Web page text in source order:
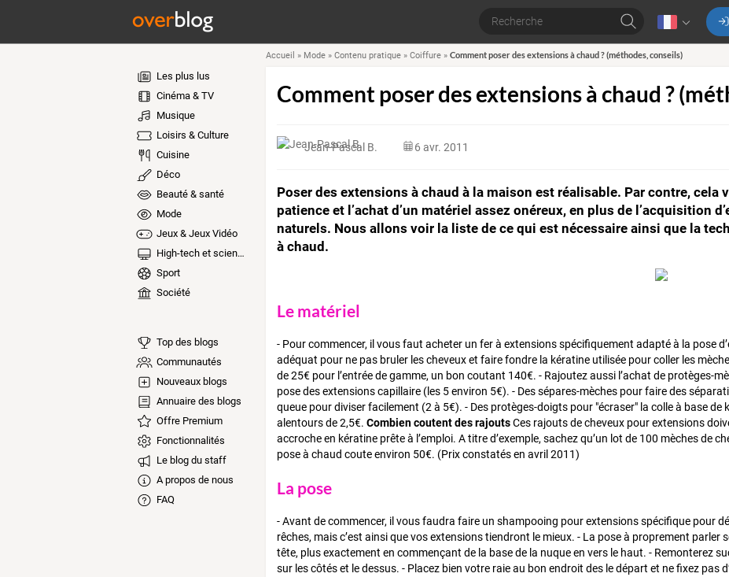
Les plus lus
Cinéma & TV
Musique
Loisirs & Culture
Cuisine
Déco
Beauté & santé
Mode
Jeux & Jeux Vidéo
High-tech et sciences
Sport
Société
Top des blogs
Communautés
Nouveaux blogs
Annuaire des blogs
Offre Premium
Fonctionnalités
Le blog du staff
A propos de nous
FAQ
Accueil » Mode» Contenu pratique» Coiffure» Comment poser des extensions à chaud ? (méthodes, conseils)
Comment poser des extensions à chaud ?
Jean-Pascal B. 6 avr. 2011
Poser des extensions à chaud à la maison est réalisable. Par contre, cela
patience et l’achat d’un matériel assez onéreux, en plus de l’acquisition
naturels. Nous allons voir la liste de ce qui est nécessaire ainsi que la
à chaud.
Le matériel
- Pour commencer, il vous faut acheter un fer à extensions spécifiquement adapté à la pose
adéquat pour ne pas bruler les cheveux et faire fondre la kératine utilisée pour coller les
de 25€ pour l’entrée de gamme, un bon coutant 140€. - Rajoutez aussi l’achat de protèges-
pose des extensions capillaire (les 5 environ 5€). - Des sépares-mèches pour faire des
queue pour diviser facilement (2 à 5€). - Des protèges-doigts pour "écraser" la colle à base
alentours de 2,5€. Combien coutent des rajoutsCes rajouts de cheveux pour extensions
accroche en kératine prête à l’emploi. A titre d’exemple, sachez qu’un lot de 100 mèches de
pose à chaud coute environ 50€. (Prix constatés en avril 2011)
La pose
- Avant de commencer, il vous faudra faire un shampooing pour extensions spécifique pour
rêches, mais c’est ainsi que vos extensions tiendront le mieux. - La pose à proprement parler
tête, plus exactement en commençant de la base de la nuque en vers le haut. - Remonterez
sur les côtés et le dessus. - Placez bien votre raie au bon endroit des le départ et ne fixez pas